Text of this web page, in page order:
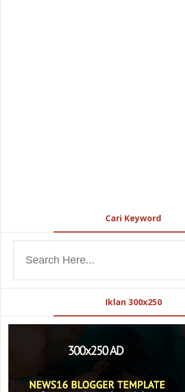
Cari Keyword
Iklan 300x250